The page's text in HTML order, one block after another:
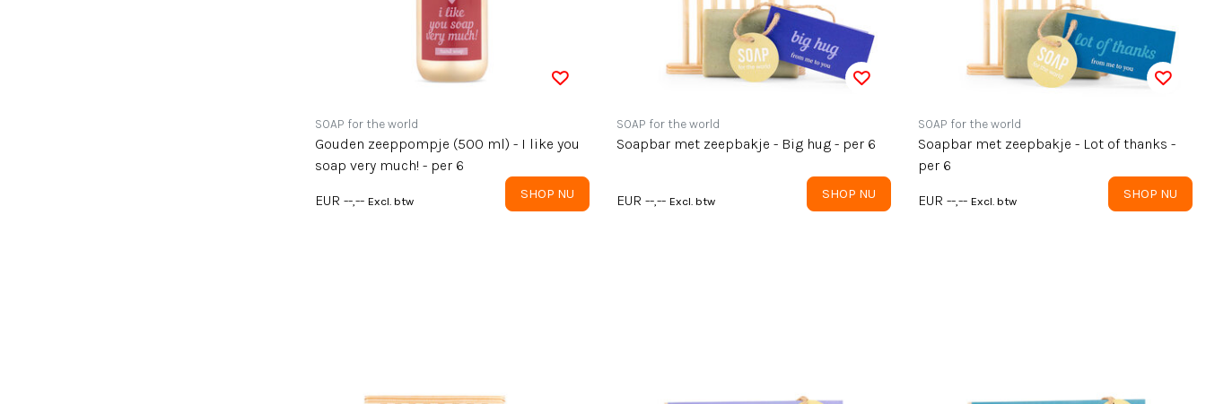
SOAP for the world
Gouden zeeppompje (500 ml) - I like you
soap very much! - per 6
EUR --,-- Excl. btw SHOP NU
SOAP for the world
Soapbar met zeepbakje - Big hug - per 6
EUR --,-- Excl. btw SHOP NU
SOAP for the world
Soapbar met zeepbakje - Lot of thanks -
per 6
EUR --,-- Excl. btw SHOP NU